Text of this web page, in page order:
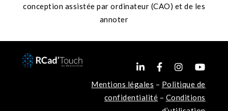
conception assistée par ordinateur (CAO) et de les
annoter
Mentions légales – Politique de
confidentialité – Conditions